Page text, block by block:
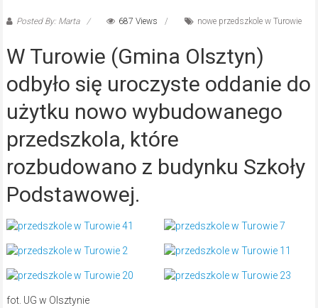
Posted By: Marta 687 Views nowe przedszkole w Turowie
W Turowie (Gmina Olsztyn)
odbyło się uroczyste oddanie do
użytku nowo wybudowanego
przedszkola, które
rozbudowano z budynku Szkoły
Podstawowej.
fot. UG w Olsztynie